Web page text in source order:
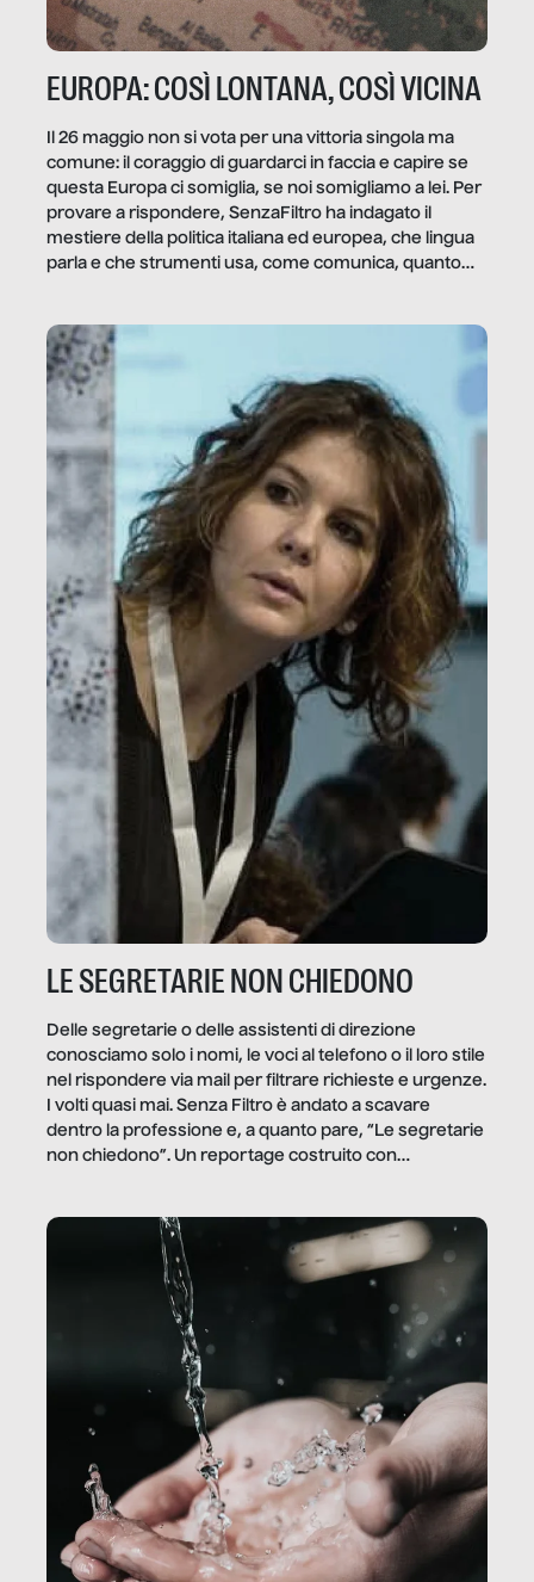
EUROPA: COSÌ LONTANA, COSÌ VICINA
Il 26 maggio non si vota per una vittoria singola ma
comune: il coraggio di guardarci in faccia e capire se
questa Europa ci somiglia, se noi somigliamo a lei. Per
provare a rispondere, SenzaFiltro ha indagato il
mestiere della politica italiana ed europea, che lingua
parla e che strumenti usa, come comunica, quanto
LE SEGRETARIE NON CHIEDONO
Delle segretarie o delle assistenti di direzione
conosciamo solo i nomi, le voci al telefono o il loro stile
nel rispondere via mail per filtrare richieste e urgenze.
I volti quasi mai. Senza Filtro è andato a scavare
dentro la professione e, a quanto pare, “Le segretarie
non chiedono”. Un reportage costruito con